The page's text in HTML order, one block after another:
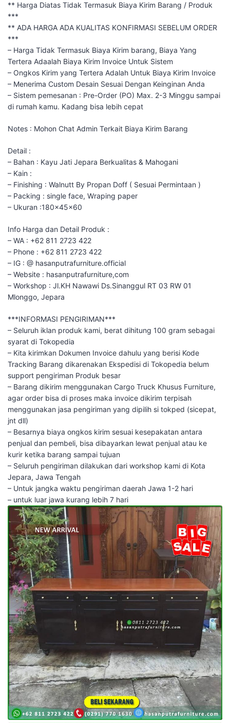
** Harga Diatas Tidak Termasuk Biaya Kirim Barang / Produk
***
** ADA HARGA ADA KUALITAS KONFIRMASI SEBELUM ORDER
***
– Harga Tidak Termasuk Biaya Kirim barang, Biaya Yang
Tertera Adaalah Biaya Kirim Invoice Untuk Sistem
– Ongkos Kirim yang Tertera Adalah Untuk Biaya Kirim Invoice
– Menerima Custom Desain Sesuai Dengan Keinginan Anda
– Sistem pemesanan : Pre-Order (PO) Max. 2-3 Minggu sampai
di rumah kamu. Kadang bisa lebih cepat
Notes : Mohon Chat Admin Terkait Biaya Kirim Barang
Detail :
– Bahan : Kayu Jati Jepara Berkualitas & Mahogani
– Kain :
– Finishing : Walnutt By Propan Doff ( Sesuai Permintaan )
– Packing : single face, Wraping paper
– Ukuran :180x45x60
Info Harga dan Detail Produk :
– WA : +62 811 2723 422
– Phone : +62 811 2723 422
– IG : @ hasanputrafurniture.official
– Website : hasanputrafurniture,com
– Workshop : Jl.KH Nawawi Ds.Sinanggul RT 03 RW 01
Mlonggo, Jepara
***INFORMASI PENGIRIMAN***
– Seluruh iklan produk kami, berat dihitung 100 gram sebagai
syarat di Tokopedia
– Kita kirimkan Dokumen Invoice dahulu yang berisi Kode
Tracking Barang dikarenakan Ekspedisi di Tokopedia belum
support pengiriman Produk besar
– Barang dikirim menggunakan Cargo Truck Khusus Furniture,
agar order bisa di proses maka invoice dikirim terpisah
menggunakan jasa pengiriman yang dipilih si tokped (sicepat,
jnt dll)
– Besarnya biaya ongkos kirim sesuai kesepakatan antara
penjual dan pembeli, bisa dibayarkan lewat penjual atau ke
kurir ketika barang sampai tujuan
– Seluruh pengiriman dilakukan dari workshop kami di Kota
Jepara, Jawa Tengah
– Untuk jangka waktu pengiriman daerah Jawa 1-2 hari
– untuk luar jawa kurang lebih 7 hari